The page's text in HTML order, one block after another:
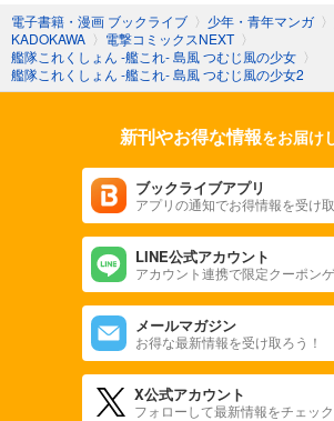
電子書籍・漫画 ブックライブ 〉 少年・青年マンガ 〉
KADOKAWA 〉 電撃コミックスNEXT 〉
艦隊これくしょん -艦これ- 島風 つむじ風の少女 〉
艦隊これくしょん -艦これ- 島風 つむじ風の少女2
新刊やお得な情報をお届け
ブックライブアプリ
アプリの通知でお得情報を受け
LINE公式アカウント
アカウント連携で限定クーポン
メールマガジン
お得な最新情報を受け取ろう！
X公式アカウント
フォローして最新情報をチェック